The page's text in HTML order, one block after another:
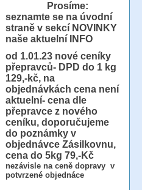
Prosíme:
seznamte se na úvodní
straně v sekcí NOVINKY
naše aktuelní INFO
od 1.01.23 nové ceníky
přepravců- DPD do 1 kg
129,-kč, na
objednávkách cena není
aktuelní- cena dle
přepravce z nového
ceníku, doporučujeme
do poznámky v
objednávce Zásilkovnu,
cena do 5kg 79,-Kč
nezávisle na ceně dopravy v
potvrzené objednáce